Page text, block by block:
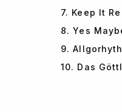
7. Keep It
8. Yes
9.
10. Das